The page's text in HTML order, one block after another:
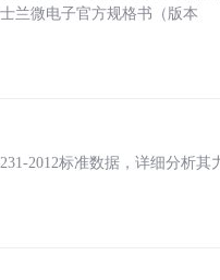
兰微电子官方规格书（版本
2012标准数据，详细分析其